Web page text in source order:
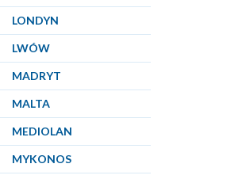
LONDYN
LWÓW
MADRYT
MALTA
MEDIOLAN
MYKONOS